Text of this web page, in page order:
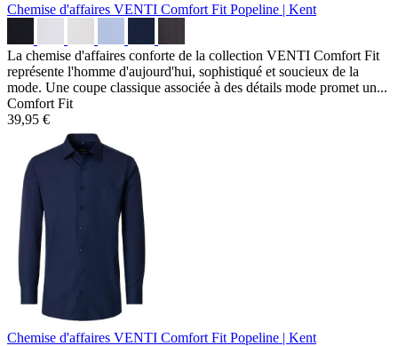
Chemise d'affaires VENTI Comfort Fit Popeline | Kent
La chemise d'affaires conforte de la collection VENTI Comfort Fit
représente l'homme d'aujourd'hui, sophistiqué et soucieux de la
mode. Une coupe classique associée à des détails mode promet un...
Comfort Fit
39,95 €
Chemise d'affaires VENTI Comfort Fit Popeline | Kent